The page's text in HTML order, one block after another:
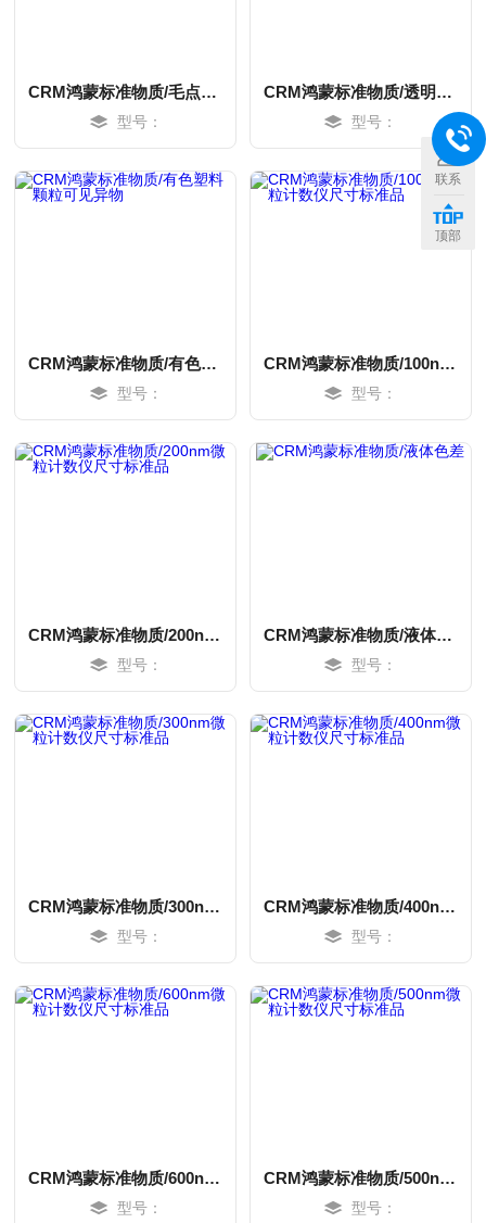
CRM鸿蒙标准物质/毛点可见异物
型号：
CRM鸿蒙标准物质/透明塑料颗粒可见异物
型号：
CRM鸿蒙标准物质/有色塑料颗粒可见异物
型号：
CRM鸿蒙标准物质/100nm微粒计数仪尺寸标准品
型号：
CRM鸿蒙标准物质/200nm微粒计数仪尺寸标准品
型号：
CRM鸿蒙标准物质/液体色差
型号：
CRM鸿蒙标准物质/300nm微粒计数仪尺寸标准品
型号：
CRM鸿蒙标准物质/400nm微粒计数仪尺寸标准品
型号：
CRM鸿蒙标准物质/600nm微粒计数仪尺寸标准品
型号：
CRM鸿蒙标准物质/500nm微粒计数仪尺寸标准品
型号：
联系
顶部